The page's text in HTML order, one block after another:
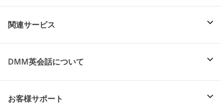
関連サービス
DMM英会話について
お客様サポート